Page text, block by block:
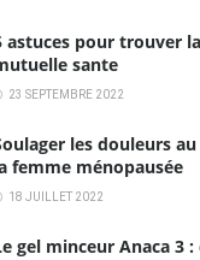
astuces pour trouver
sante
23 SEPTEMBRE 2022
les douleurs
femme ménopausée
18 JUILLET 2022
gel minceur Anaca 3